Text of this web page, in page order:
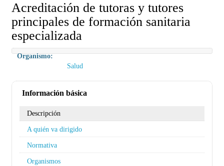
Acreditación de tutoras y tutores
principales de formación sanitaria
especializada
Organismo:
Salud
Información básica
Descripción
A quién va dirigido
Normativa
Organismos